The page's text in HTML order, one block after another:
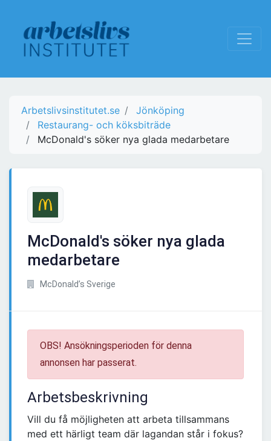
Arbetslivsinstitutet.se
Jönköping
Restaurang- och köksbiträde
McDonald's söker nya glada medarbetare
McDonald's söker nya glada
medarbetare
McDonald’s Sverige
OBS! Ansökningsperioden för denna
annonsen har passerat.
Arbetsbeskrivning
Vill du få möjligheten att arbeta tillsammans
med ett härligt team där lagandan står i fokus?